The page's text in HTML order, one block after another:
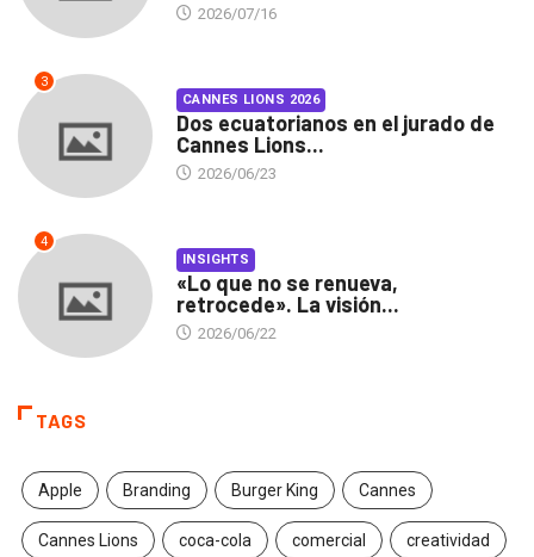
2026/07/16
3
CANNES LIONS 2026
Dos ecuatorianos en el jurado de
Cannes Lions...
2026/06/23
4
INSIGHTS
«Lo que no se renueva,
retrocede». La visión...
2026/06/22
TAGS
Apple Branding Burger King Cannes
Cannes Lions coca-cola comercial creatividad